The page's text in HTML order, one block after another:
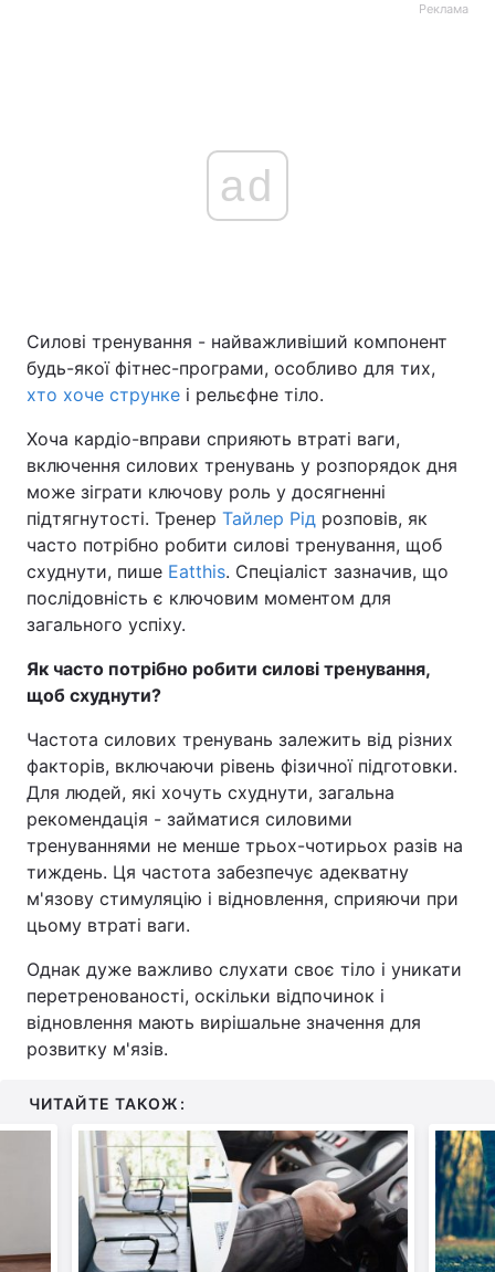
Реклама
ad
Силові тренування - найважливіший компонент
будь-якої фітнес-програми, особливо для тих,
хто хоче струнке і рельєфне тіло.
Хоча кардіо-вправи сприяють втраті ваги,
включення силових тренувань у розпорядок дня
може зіграти ключову роль у досягненні
підтягнутості. Тренер Тайлер Рід розповів, як
часто потрібно робити силові тренування, щоб
схуднути, пише Eatthis. Спеціаліст зазначив, що
послідовність є ключовим моментом для
загального успіху.
Як часто потрібно робити силові тренування,
щоб схуднути?
Частота силових тренувань залежить від різних
факторів, включаючи рівень фізичної підготовки.
Для людей, які хочуть схуднути, загальна
рекомендація - займатися силовими
тренуваннями не менше трьох-чотирьох разів на
тиждень. Ця частота забезпечує адекватну
м'язову стимуляцію і відновлення, сприяючи при
цьому втраті ваги.
Однак дуже важливо слухати своє тіло і уникати
перетренованості, оскільки відпочинок і
відновлення мають вирішальне значення для
розвитку м'язів.
ЧИТАЙТЕ ТАКОЖ: